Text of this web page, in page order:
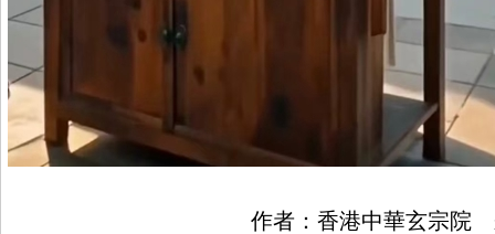
作者：香港中華玄宗院